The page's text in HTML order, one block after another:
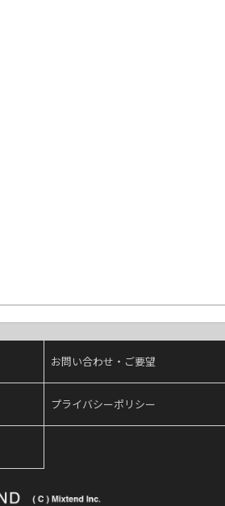
お問い合わせ・ご要望
プライバシーポリシー